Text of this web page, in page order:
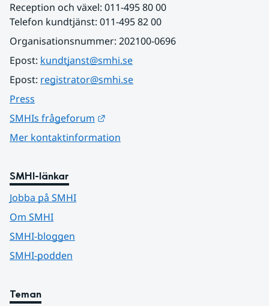
Reception och växel: 011-495 80 00
Telefon kundtjänst: 011-495 82 00
Organisationsnummer: 202100-0696
Epost: kundtjanst@smhi.se
Epost: registrator@smhi.se
Press
SMHIs frågeforum
Mer kontaktinformation
SMHI-länkar
Jobba på SMHI
Om SMHI
SMHI-bloggen
SMHI-podden
Teman